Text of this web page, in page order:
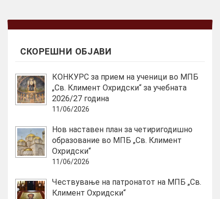
СКОРЕШНИ ОБЈАВИ
КОНКУРС за прием на ученици во МПБ
„Св. Климент Охридски“ за учебната
2026/27 година
11/06/2026
Нов наставен план за четиригодишно
образование во МПБ „Св. Климент
Охридски“
11/06/2026
Чествување на патронатот на МПБ „Св.
Климент Охридски“